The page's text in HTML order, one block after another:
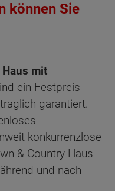
können Sie
mit
ein Festpreis
garantiert.
konkurrenzlose
& Country Haus
und nach